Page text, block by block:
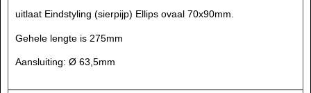
uitlaat Eindstyling (sierpijp) Ellips ovaal 70x90mm.
Gehele lengte is 275mm
Aansluiting: Ø 63,5mm